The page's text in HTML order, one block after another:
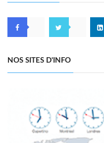
NOS SITES D'INFO